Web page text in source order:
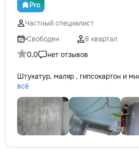
Pro
Частный специалист
Свободен
8 квартал
0,0
нет отзывов
Штукатур, маляр , гипсокартон и
всё